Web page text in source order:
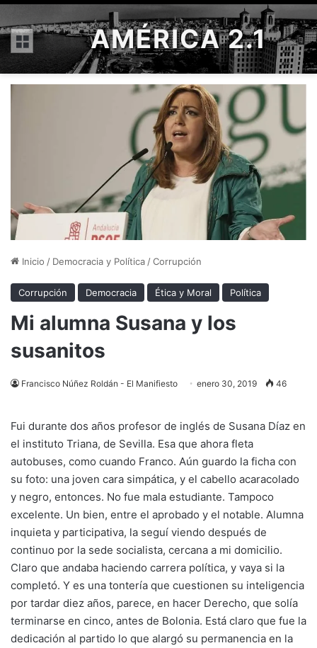
Menú AMÉRICA 2.1
Inicio / Democracia y Política /Corrupción
Corrupción Democracia Ética y Moral Política
Mi alumna Susana y los
susanitos
Francisco Núñez Roldán - El Manifiesto enero 30, 2019 46
Fui durante dos años profesor de inglés de Susana Díaz en
el instituto Triana, de Sevilla. Esa que ahora fleta
autobuses, como cuando Franco. Aún guardo la ficha con
su foto: una joven cara simpática, y el cabello acaracolado
y negro, entonces. No fue mala estudiante. Tampoco
excelente. Un bien, entre el aprobado y el notable. Alumna
inquieta y participativa, la seguí viendo después de
continuo por la sede socialista, cercana a mi domicilio.
Claro que andaba haciendo carrera política, y vaya si la
completó. Y es una tontería que cuestionen su inteligencia
por tardar diez años, parece, en hacer Derecho, que solía
terminarse en cinco, antes de Bolonia. Está claro que fue la
dedicación al partido lo que alargó su permanencia en la